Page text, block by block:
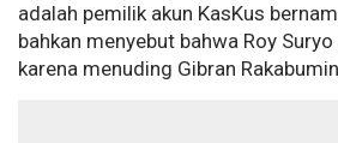
adalah pemilik akun KasKus
bahkan menyebut bahwa Roy
karena menuding Gibran